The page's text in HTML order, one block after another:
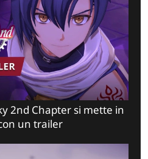
2nd Chapter si mette in
un trailer